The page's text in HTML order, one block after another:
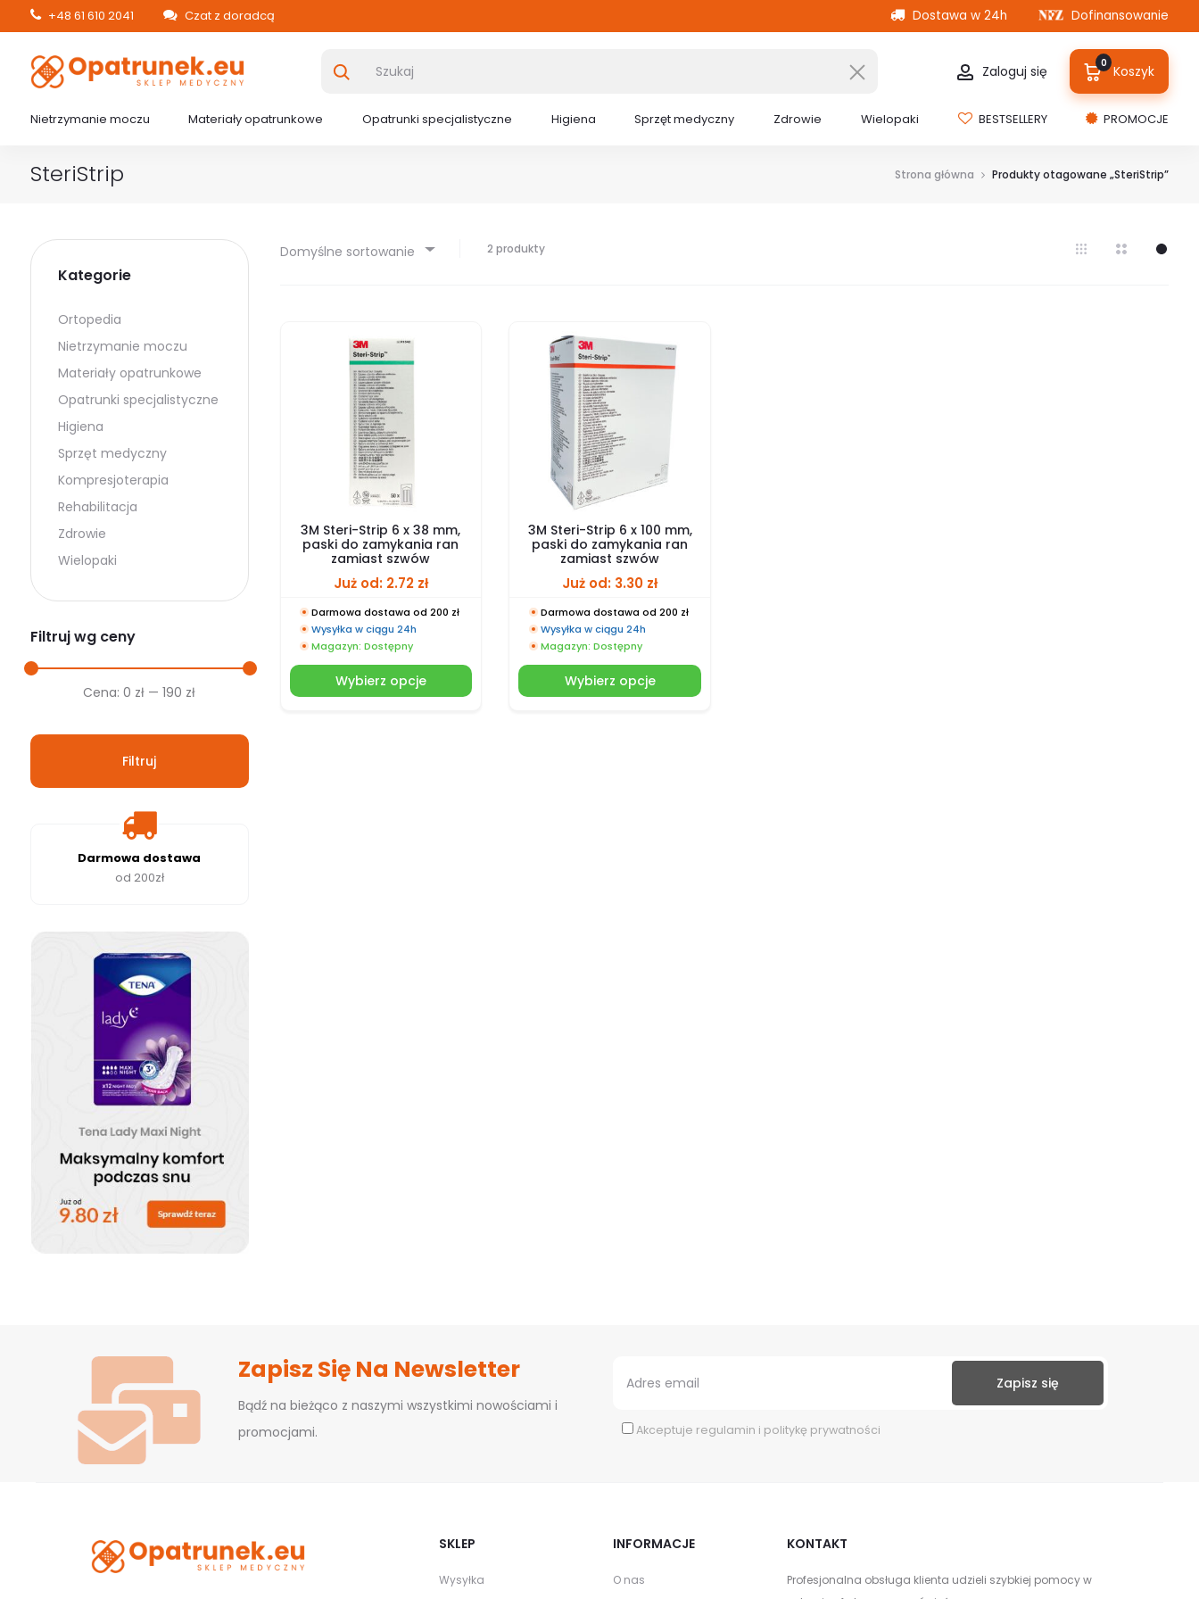
+48 61 610 2041 Czat z doradcą Dostawa w 24h Dofinansowanie
Zaloguj się 0 Koszyk
Nietrzymanie moczu Materiały opatrunkowe Opatrunki specjalistyczne Higiena Sprzęt medyczny Zdrowie Wielopaki BESTSELLERY PROMOCJE
SteriStrip Strona główna Produkty otagowane „SteriStrip”
Domyślne sortowanie 2 produkty
3M Steri-Strip 6 x 38 mm,
paski do zamykania ran
zamiast szwów
Już od: 2.72 zł
Darmowa dostawa od 200 zł
Wysyłka w ciągu 24h
Magazyn: Dostępny
Wybierz opcje
3M Steri-Strip 6 x 100 mm,
paski do zamykania ran
zamiast szwów
Już od: 3.30 zł
Darmowa dostawa od 200 zł
Wysyłka w ciągu 24h
Magazyn: Dostępny
Wybierz opcje
Kategorie
Ortopedia
Nietrzymanie moczu
Materiały opatrunkowe
Opatrunki specjalistyczne
Higiena
Sprzęt medyczny
Kompresjoterapia
Rehabilitacja
Zdrowie
Wielopaki
Filtruj wg ceny
Cena
Cena
Filtruj
Cena:0 zł —190 zł
Darmowa dostawa
od 200zł
Zapisz Się Na Newsletter
Bądź na bieżąco z naszymi wszystkimi nowościami i
promocjami.
Akceptuje regulamin i politykę prywatności
SKLEP
Wysyłka
INFORMACJE
O nas
KONTAKT
Profesjonalna obsługa klienta udzieli szybkiej pomocy w